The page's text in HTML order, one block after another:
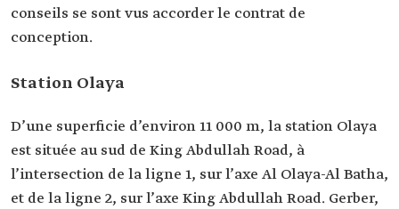
conseils se sont vus accorder le contrat de
conception.
Station Olaya
D’une superficie d’environ 11 000 m, la station Olaya
est située au sud de King Abdullah Road, à
l’intersection de la ligne 1, sur l’axe Al Olaya-Al Batha,
et de la ligne 2, sur l’axe King Abdullah Road. Gerber,